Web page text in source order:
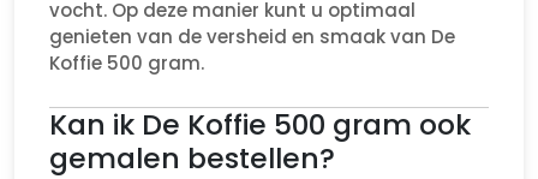
vocht. Op deze manier kunt u optimaal
genieten van de versheid en smaak van De
Koffie 500 gram.
Kan ik De Koffie 500 gram ook
gemalen bestellen?